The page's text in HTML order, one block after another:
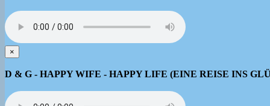
×
D & G - HAPPY WIFE - HAPPY LIFE (EINE REISE INS